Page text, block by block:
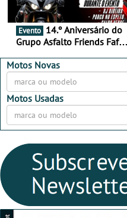
Evento
Grupo Asfalto Friends Fafe,
2026
Motos Novas
Motos Usadas